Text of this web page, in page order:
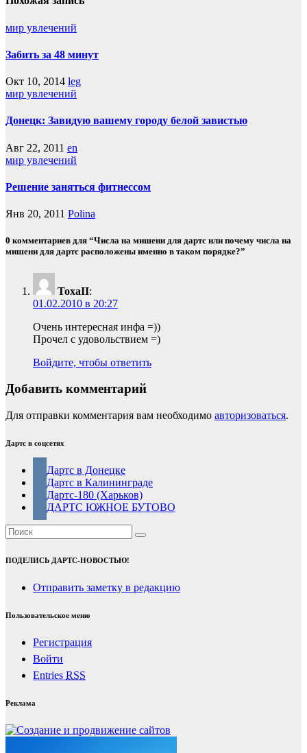
мир увлечений
Забить за 48 минут
Окт 10, 2014 leg
мир увлечений
Донецк: Завидую вашему городу белой завистью
Авг 22, 2011 en
мир увлечений
Решение заняться фитнессом
Янв 20, 2011 Polina
0 комментариев для “Числа на мишени для дартс или почему числа на
мишени для дартс расположены именно в таком порядке?”
ToxaII:
01.02.2010 в 20:27
Очень интересная инфа =))
Прочел с удовольствием =)
Войдите, чтобы ответить
Добавить комментарий
Для отправки комментария вам необходимо авторизоваться.
Дартс в соцсетях
Дартс в Донецке
Дартс в Калининграде
Дартс-180 (Харьков)
ДАРТС ЮЖНОЕ БУТОВО
ПОДЕЛИСЬ ДАРТС-НОВОСТЬЮ!
Отправить заметку в редакцию
Пользовательское меню
Регистрация
Войти
Entries RSS
Реклама